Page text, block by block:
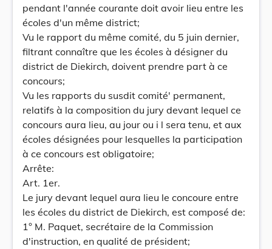
pendant l'année courante doit avoir lieu entre les
écoles d'un même district;
Vu le rapport du même comité, du 5 juin dernier,
filtrant connaître que les écoles à désigner du
district de Diekirch, doivent prendre part à ce
concours;
Vu les rapports du susdit comité' permanent,
relatifs à la composition du jury devant lequel ce
concours aura lieu, au jour ou i l sera tenu, et aux
écoles désignées pour lesquelles la participation
à ce concours est obligatoire;
Arrête:
Art. 1er.
Le jury devant lequel aura lieu le concoure entre
les écoles du district de Diekirch, est composé de:
1° M. Paquet, secrétaire de la Commission
d'instruction, en qualité de président;